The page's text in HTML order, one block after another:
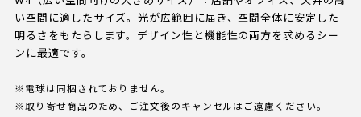
い空間に適したサイズ。光が広範囲に届き、空間全体に安定した
明るさをもたらします。デザイン性と機能性の両方を求めるシー
ンに最適です。
※電球は同梱されておりません。
※取り寄せ商品のため、ご注文後のキャンセルはご遠慮ください。